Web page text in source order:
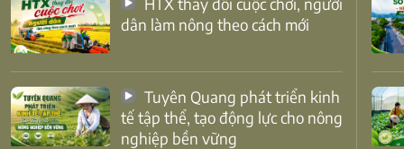
dân làm nông theo cách mới
tế tập thể, tạo động lực cho nông
nghiệp bền vững